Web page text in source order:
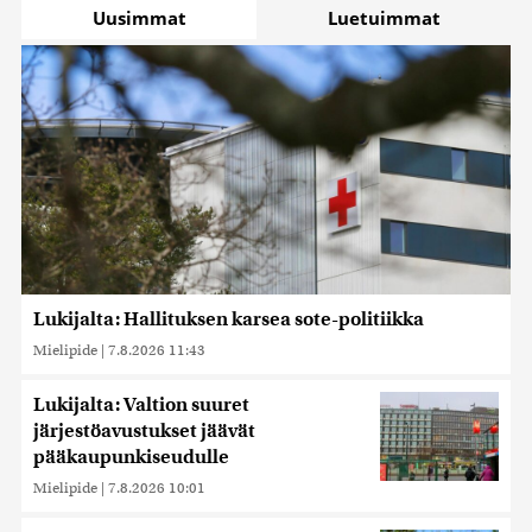
Uusimmat Luetuimmat
Lukijalta: Hallituksen karsea sote-politiikka
Mielipide | 7.8.2026 11:43
Lukijalta: Valtion suuret
järjestöavustukset jäävät
pääkaupunkiseudulle
Mielipide | 7.8.2026 10:01